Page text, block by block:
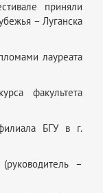
приняли
– Луганска
лауреата
факультета
БГУ в г.
–